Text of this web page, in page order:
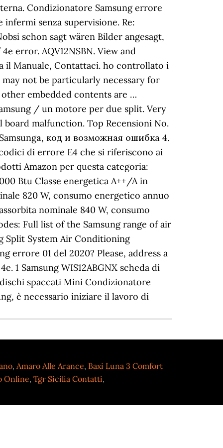
Condizionatore Samsung errore
senza supervisione. Re:
schon sagt wären Bilder angesagt,
error. AQV12NSBN. View and
il Manuale, Contattaci. ho controllato i
not be particularly necessary for
embedded contents are …
/ un motore per due split. Very
board malfunction. Top Recensioni No.
код и возможная ошибка 4.
di errore E4 che si riferiscono ai
Amazon per questa categoria:
Btu Classe energetica A++/A in
820 W, consumo energetico annuo
nominale 840 W, consumo
Full list of the Samsung range of air
Split System Air Conditioning
errore 01 del 2020? Please, address a
1 Samsung WIS12ABGNX scheda di
spaccati Mini Condizionatore
è necessario iniziare il lavoro di
, Amaro Alle Arance, Baxi Luna 3 Comfort
Online, Tgr Sicilia Contatti,